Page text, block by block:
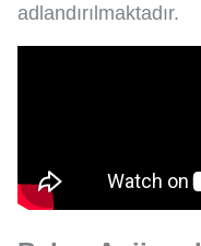
adlandırılmaktadır.